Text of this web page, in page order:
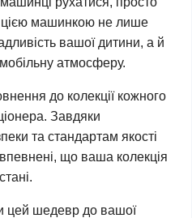
цією машинкою не лише
вашої дитини, а й
атмосферу.
до колекції кожного
Завдяки
та стандартам якості
що ваша колекція
цей шедевр до вашої